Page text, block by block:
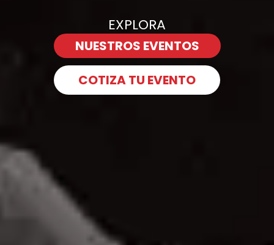
EXPLORA
NUESTROS EVENTOS
COTIZA TU EVENTO